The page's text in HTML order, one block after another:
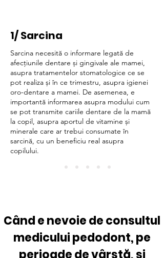
1/ Sarcina
Sarcina necesită o informare legată de
afecțiunile dentare și gingivale ale mamei,
asupra tratamentelor stomatologice ce se
pot realiza și în ce trimestru, asupra igienei
oro-dentare a mamei. De asemenea, e
importantă informarea asupra modului cum
se pot transmite cariile dentare de la mamă
la copil, asupra aportul de vitamine și
minerale care ar trebui consumate în
sarcină, cu un beneficiu real asupra
copilului.
Când e nevoie de consultul
medicului pedodont, pe